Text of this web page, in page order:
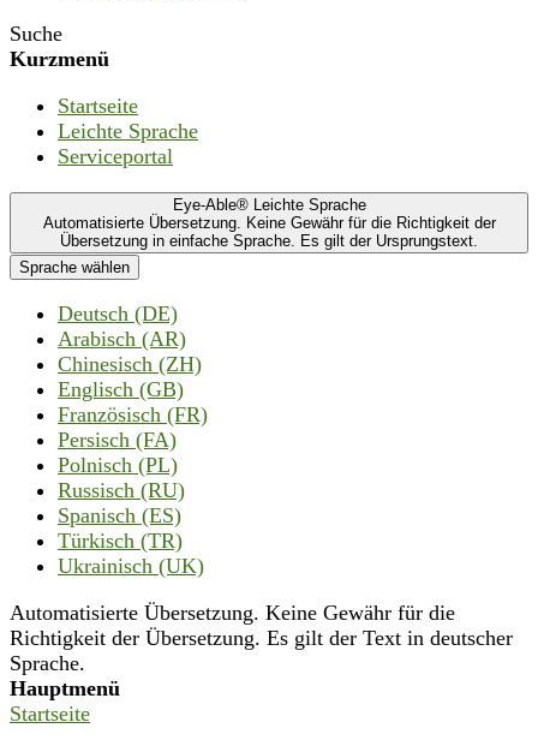
Suche
Kurzmenü
Startseite
Leichte Sprache
Serviceportal
Eye-Able® Leichte Sprache
Automatisierte Übersetzung. Keine Gewähr für die Richtigkeit der
Übersetzung in einfache Sprache. Es gilt der Ursprungstext.
Sprache wählen
Deutsch (DE)
Arabisch (AR)
Chinesisch (ZH)
Englisch (GB)
Französisch (FR)
Persisch (FA)
Polnisch (PL)
Russisch (RU)
Spanisch (ES)
Türkisch (TR)
Ukrainisch (UK)
Automatisierte Übersetzung. Keine Gewähr für die
Richtigkeit der Übersetzung. Es gilt der Text in deutscher
Sprache.
Hauptmenü
Startseite